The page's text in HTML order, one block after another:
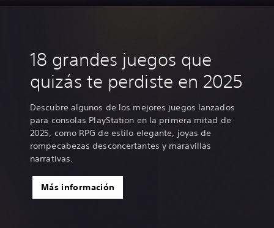
18 grandes juegos que
quizás te perdiste en 2025
Descubre algunos de los mejores juegos lanzados
para consolas PlayStation en la primera mitad de
2025, como RPG de estilo elegante, joyas de
rompecabezas desconcertantes y maravillas
narrativas.
Más información